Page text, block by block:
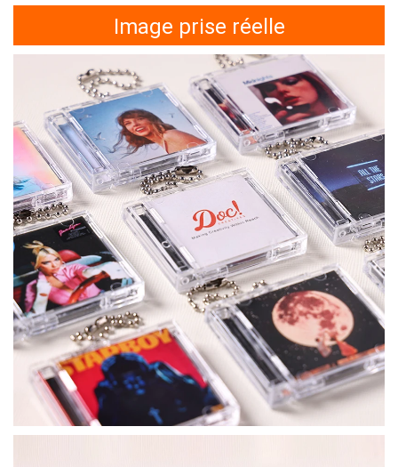
Image prise réelle